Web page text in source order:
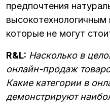
предпочтения
которые не могут
R&L: Насколько в
онлайн-продаж
Какие категории в
демонстрируют